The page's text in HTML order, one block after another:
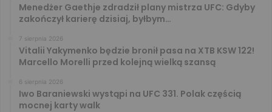
Menedżer Gaethje zdradził plany mistrza UFC: Gdyby
zakończył karierę dzisiaj, byłbym…
7 sierpnia 2026
Vitalii Yakymenko będzie bronił pasa na XTB KSW 122!
Marcello Morelli przed kolejną wielką szansą
6 sierpnia 2026
Iwo Baraniewski wystąpi na UFC 331. Polak częścią
mocnej karty walk